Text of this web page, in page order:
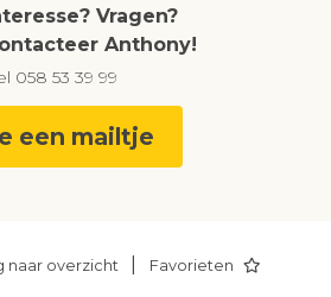
Vragen?
Anthony!
058 53 39 99
een mailtje
naar overzicht Favorieten